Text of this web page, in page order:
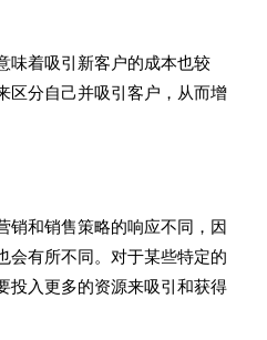
味着吸引新客户的成本也较
区分自己并吸引客户，从而增
销和销售策略的响应不同，因
会有所不同。对于某些特定的
投入更多的资源来吸引和获得